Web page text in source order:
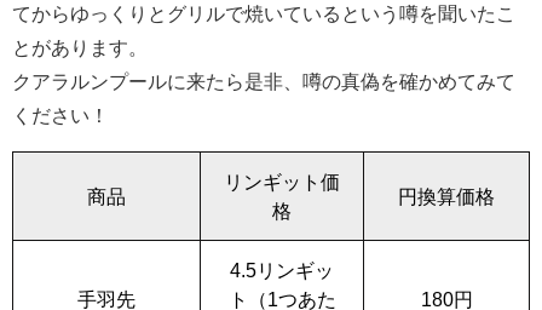
てからゆっくりとグリルで焼いているという噂を聞いたこ
とがあります。
クアラルンプールに来たら是非、噂の真偽を確かめてみて
ください！
商品
リンギット価
格
円換算価格
手羽先
4.5リンギッ
ト（1つあた
180円